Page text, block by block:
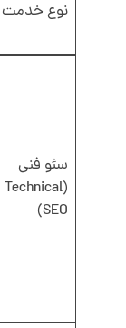
نوع خدمت
سئو فنی
(Technical
SEO)